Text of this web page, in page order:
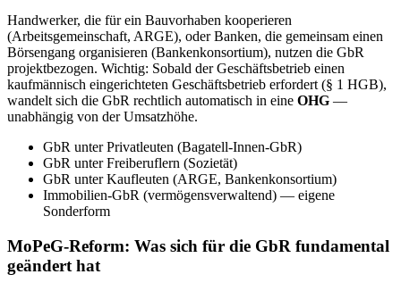
Handwerker, die für ein Bauvorhaben kooperieren
(Arbeitsgemeinschaft, ARGE), oder Banken, die gemeinsam einen
Börsengang organisieren (Bankenkonsortium), nutzen die GbR
projektbezogen. Wichtig: Sobald der Geschäftsbetrieb einen
kaufmännisch eingerichteten Geschäftsbetrieb erfordert (§ 1 HGB),
wandelt sich die GbR rechtlich automatisch in eine OHG —
unabhängig von der Umsatzhöhe.
GbR unter Privatleuten (Bagatell-Innen-GbR)
GbR unter Freiberuflern (Sozietät)
GbR unter Kaufleuten (ARGE, Bankenkonsortium)
Immobilien-GbR (vermögensverwaltend) — eigene
Sonderform
MoPeG-Reform: Was sich für die GbR fundamental
geändert hat